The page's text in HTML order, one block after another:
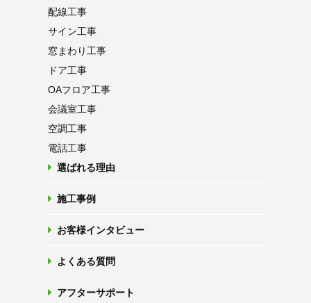
配線工事
サイン工事
窓まわり工事
ドア工事
OAフロア工事
会議室工事
空調工事
電話工事
選ばれる理由
施工事例
お客様インタビュー
よくある質問
アフターサポート